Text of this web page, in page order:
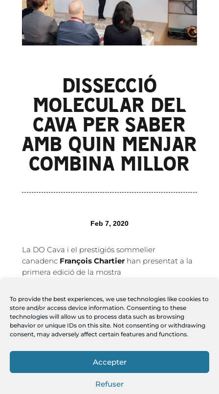
To provide the best experiences, we use technologies like cookies to
store and/or access device information. Consenting to these
technologies will allow us to process data such as browsing
behavior or unique IDs on this site. Not consenting or withdrawing
consent, may adversely affect certain features and functions.
Accepter
Refuser
DISSECCIÓ
MOLECULAR DEL
CAVA PER SABER
AMB QUIN MENJAR
COMBINA MILLOR
Feb 7, 2020
La DO Cava i el prestigiós sommelier
canadenc François Chartierhan presentat a la
primera edició de la mostra
pioner estudi
“Cava, harmonia universal”
. Amb
aquesta investigació es vol demostrar
científicament que el cava és un vi de prestigi
idoni per a acompanyar els sabors del món, i
crear harmonies perfectes no sols amb un sol
plat sinó amb un menú complet, tant en
ocasions especials com en el dia a dia.
Leer mas:https://elmon.cat/vadevi/do-
cava/disseccio-molecular-del-cava-quin-